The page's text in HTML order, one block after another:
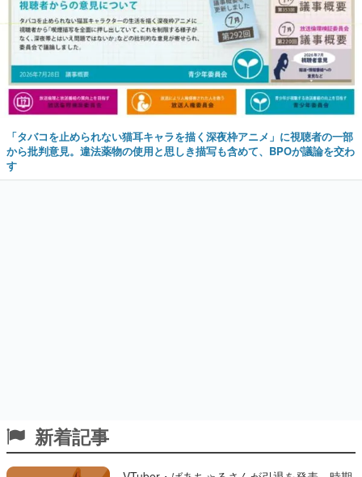
「タバコを止められない猫耳キャラを描く深夜枠アニメ」に視聴者の一部
から批判意見。違法薬物の使用と思しき描写も含めて、BPOが議論を交わ
す
新着記事